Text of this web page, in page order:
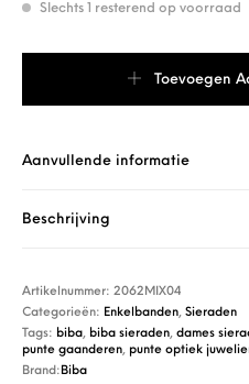
Slechts 1 resterend op voorraad
Toevoegen
Aanvullende informatie
Beschrijving
Artikelnummer:2062MIX04
Categorieën: Enkelbanden,Sieraden
Tags: biba, biba sieraden,dames
punte gaanderen, punte optiek
Brand: Biba